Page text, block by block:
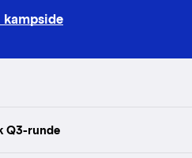
kampside
Q3-runde